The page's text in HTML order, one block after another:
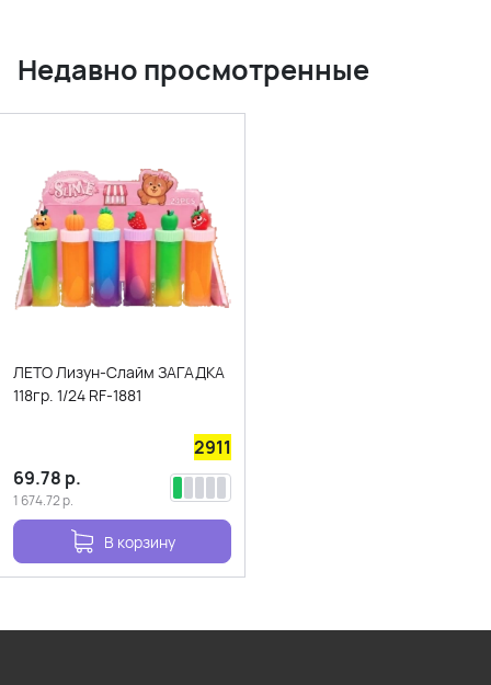
Недавно просмотренные
ЛЕТО Лизун-Слайм ЗАГАДКА
118гр. 1/24 RF-1881
2911
69.78 р.
1 674.72р.
В корзину